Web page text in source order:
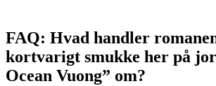
FAQ: Hvad handler
kortvarigt smukke her på
Ocean Vuong” om?